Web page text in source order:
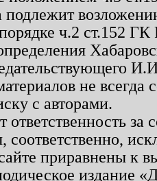
подлежит
ч.2 ст.152
не
с авторами.
ответственность
соответственно,
приравнены к
издание